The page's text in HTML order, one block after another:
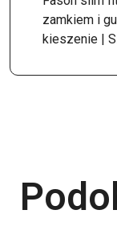
zamkiem i
kieszenie |